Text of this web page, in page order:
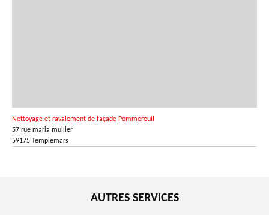
Nettoyage et ravalement de façade Pommereuil
57 rue maria mullier
59175 Templemars
AUTRES SERVICES